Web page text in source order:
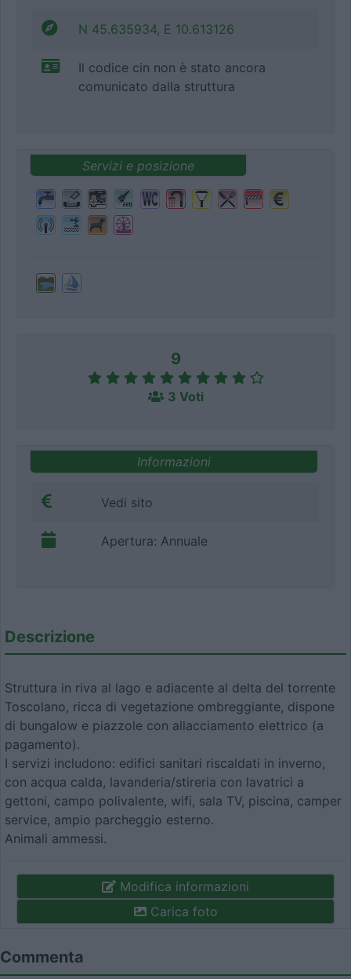
N 45.635934, E 10.613126
Il codice cin non è stato ancora
comunicato dalla struttura
Servizi e posizione
9
3 Voti
Informazioni
Vedi sito
Apertura: Annuale
Descrizione
Struttura in riva al lago e adiacente al delta del torrente
Toscolano, ricca di vegetazione ombreggiante, dispone
di bungalow e piazzole con allacciamento elettrico (a
pagamento).
I servizi includono: edifici sanitari riscaldati in inverno,
con acqua calda, lavanderia/stireria con lavatrici a
gettoni, campo polivalente, wifi, sala TV, piscina, camper
service, ampio parcheggio esterno.
Animali ammessi.
Modifica informazioni
Carica foto
Commenta